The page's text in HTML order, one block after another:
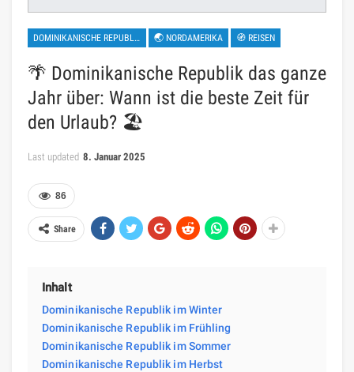
DOMINIKANISCHE REPUBLIK 🌏 NORDAMERIKA 🧭 REISEN
🌴 Dominikanische Republik das ganze
Jahr über: Wann ist die beste Zeit für
den Urlaub? 🏖️
Last updated 8. Januar 2025
86
Share
Inhalt
Dominikanische Republik im Winter
Dominikanische Republik im Frühling
Dominikanische Republik im Sommer
Dominikanische Republik im Herbst